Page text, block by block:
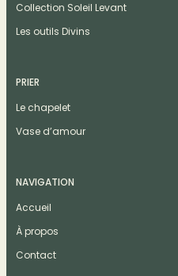
Collection Soleil Levant
Les outils Divins
PRIER
Le chapelet
Vase d’amour
NAVIGATION
Accueil
À propos
Contact